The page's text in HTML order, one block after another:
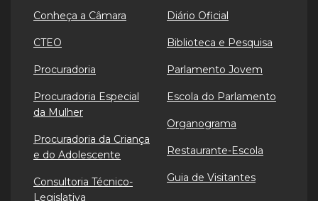
Conheça a Câmara
CTEO
Procuradoria
Procuradoria Especial
da Mulher
Procuradoria da Criança
e do Adolescente
Consultoria Técnico-
Legislativa
Diário Oficial
Biblioteca e Pesquisa
Parlamento Jovem
Escola do Parlamento
Organograma
Restaurante-Escola
Guia de Visitantes